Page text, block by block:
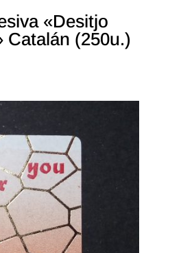
«Desitjo
Catalán (250u.)